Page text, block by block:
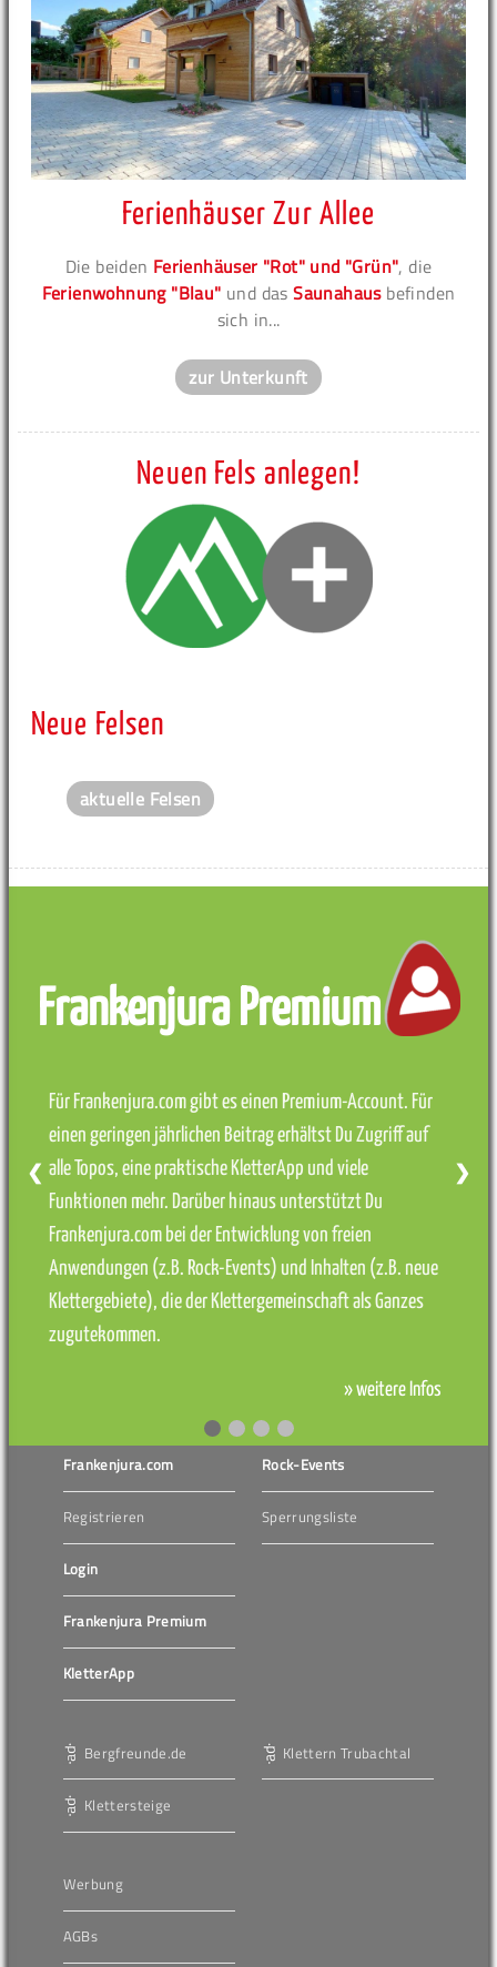
Ferienhäuser Zur Allee
Die beiden Ferienhäuser "Rot" und "Grün", die
Ferienwohnung "Blau" und dasSaunahausbefinden
sich in...
zur Unterkunft
Neuen Fels anlegen!
Neue Felsen
aktuelle Felsen
Frankenjura Premium
Für Frankenjura.com gibt es einen Premium-Account. Für
einen geringen jährlichen Beitrag erhältst Du Zugriff auf
alle Topos, eine praktische KletterApp und viele
Funktionen mehr. Darüber hinaus unterstützt Du
Frankenjura.com bei der Entwicklung von freien
Anwendungen (z.B. Rock-Events) und Inhalten (z.B. neue
Klettergebiete), die der Klettergemeinschaft als Ganzes
zugutekommen.
» weitere Infos
❮ ❯
Frankenjura.com
Registrieren
Login
Frankenjura Premium
KletterApp
Rock-Events
Sperrungsliste
Bergfreunde.de
Klettersteige
Klettern Trubachtal
Werbung
AGBs